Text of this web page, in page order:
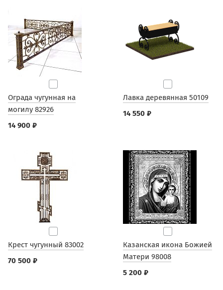
Ограда чугунная на
могилу 82926
14 900 ₽
Лавка деревянная 50109
14 550 ₽
Крест чугунный 83002
70 500 ₽
Казанская икона Божией
Матери 98008
5 200 ₽